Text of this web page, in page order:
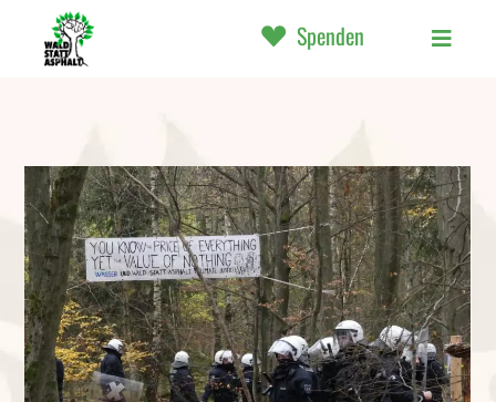
Spenden